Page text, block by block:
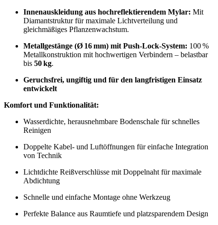
Innenauskleidung aus hochreflektierendem Mylar: Mit
Diamantstruktur für maximale Lichtverteilung und
gleichmäßiges Pflanzenwachstum.
Metallgestänge (Ø 16 mm) mit Push-Lock-System: 100 %
Metallkonstruktion mit hochwertigen Verbindern – belastbar
bis 50 kg.
Geruchsfrei, ungiftig und für den langfristigen Einsatz
entwickelt
Komfort und Funktionalität:
Wasserdichte, herausnehmbare Bodenschale für schnelles
Reinigen
Doppelte Kabel- und Luftöffnungen für einfache Integration
von Technik
Lichtdichte Reißverschlüsse mit Doppelnaht für maximale
Abdichtung
Schnelle und einfache Montage ohne Werkzeug
Perfekte Balance aus Raumtiefe und platzsparendem Design